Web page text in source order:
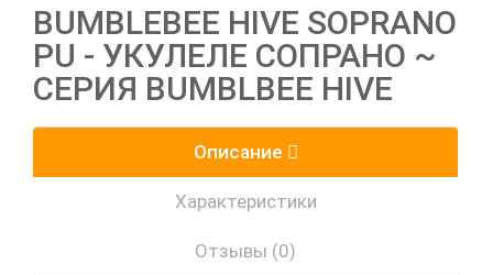
BUMBLEBEE HIVE SOPRANO
PU - УКУЛЕЛЕ СОПРАНО ~
СЕРИЯ BUMBLBEE HIVE
Описание
Характеристики
Отзывы (0)